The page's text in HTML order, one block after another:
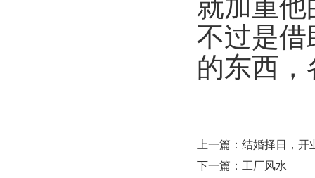
就加重
不过是借
的东西
上一篇：结婚择日，
下一篇：工厂风水